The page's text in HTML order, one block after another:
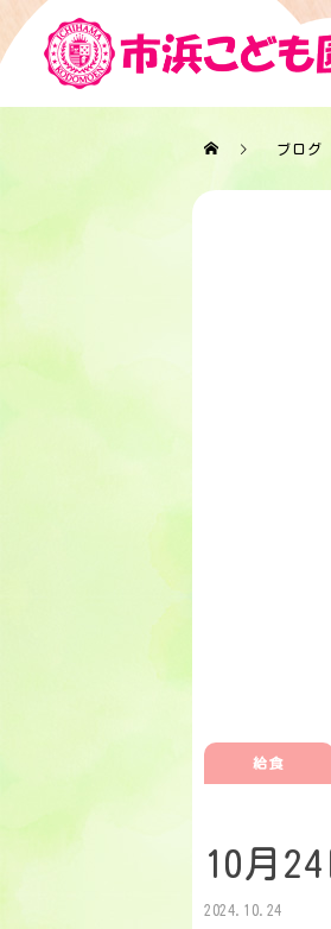
ブログ
給食
10月
2024.10.24